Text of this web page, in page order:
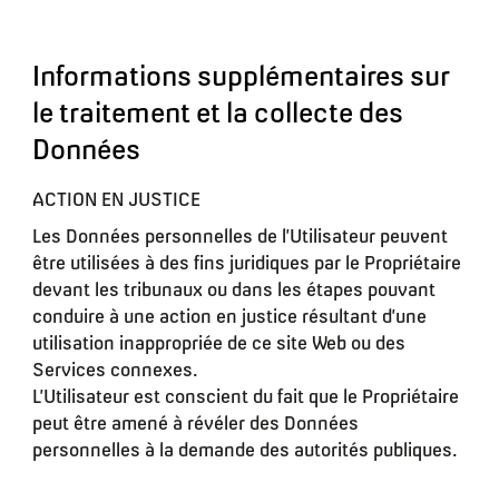
Informations supplémentaires sur
le traitement et la collecte des
Données
ACTION EN JUSTICE
Les Données personnelles de l’Utilisateur peuvent
être utilisées à des fins juridiques par le Propriétaire
devant les tribunaux ou dans les étapes pouvant
conduire à une action en justice résultant d’une
utilisation inappropriée de ce site Web ou des
Services connexes.
L’Utilisateur est conscient du fait que le Propriétaire
peut être amené à révéler des Données
personnelles à la demande des autorités publiques.